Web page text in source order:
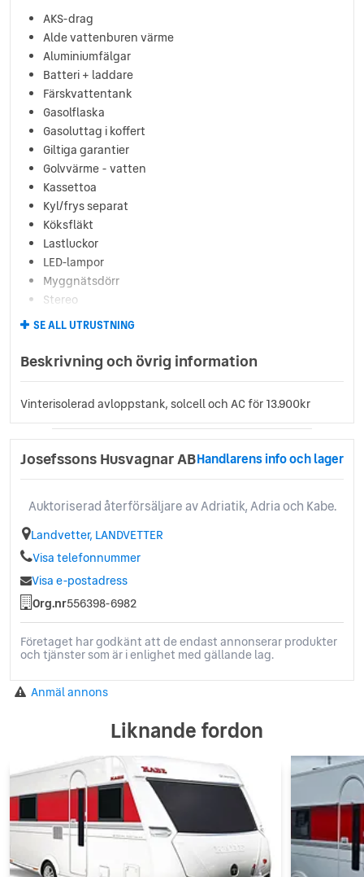
AKS-drag
Alde vattenburen värme
Aluminiumfälgar
Batteri + laddare
Färskvattentank
Gasolflaska
Gasoluttag i koffert
Giltiga garantier
Golvvärme - vatten
Kassettoa
Kyl/frys separat
Köksfläkt
Lastluckor
LED-lampor
Myggnätsdörr
Stereo
Taklucka Heki
TV-antenn
Varmvatten
Klädsel: Tulsa
Bredd: 250 cm
Köp till mover
SE ALL UTRUSTNING
Beskrivning och övrig information
Vinterisolerad avloppstank, solcell och AC för 13.900kr
Josefssons Husvagnar ABHandlarens info och lager
Auktoriserad återförsäljare av Adriatik, Adria och Kabe.
Landvetter, LANDVETTER
Visa telefonnummer
Visa e-postadress
Org.nr556398-6982
Företaget har godkänt att de endast annonserar produkter
och tjänster som är i enlighet med gällande lag.
Anmäl annons
Liknande fordon